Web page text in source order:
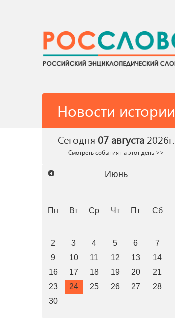
Новости истории
Сегодня 07 августа 2026г.
Смотреть события на этот день >>
Июнь
Пн Вт Ср Чт Пт Сб
2
3 4 5 6 7
9
10 11 12 13 14
16
17 18 19 20 21
23
24 25 26 27 28
30